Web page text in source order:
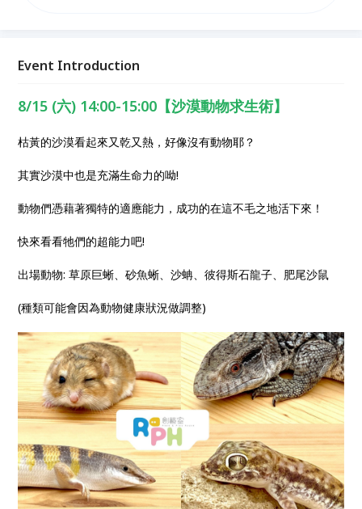
Event Introduction
8/15 (六) 14:00-15:00【沙漠動物求生術】
枯黃的沙漠看起來又乾又熱，好像沒有動物耶？
其實沙漠中也是充滿生命力的呦!
動物們憑藉著獨特的適應能力，成功的在這不毛之地活下來！
快來看看牠們的超能力吧!
出場動物: 草原巨蜥、砂魚蜥、沙蚺、彼得斯石龍子、肥尾沙鼠
(種類可能會因為動物健康狀況做調整)